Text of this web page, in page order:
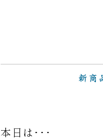
本日は･･･